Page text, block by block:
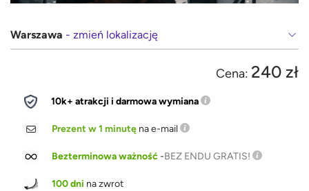
Warszawa - zmień lokalizację
Cena: 240 zł
10k+ atrakcji i darmowa wymiana
Prezent w 1 minutę na e-mail
Bezterminowa ważność-BEZ ENDU GRATIS!
100 dni na zwrot